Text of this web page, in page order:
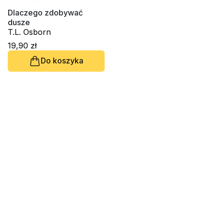
Kultura
Książki obcojęzyczne
Poradniki, leksykony...
Dewocjonalia
Dlaczego zdobywać
dusze
T.L. Osborn
19,90 zł
Do koszyka